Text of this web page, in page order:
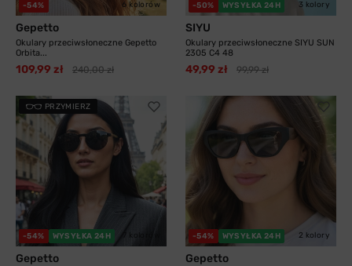
-54% 6 kolorów
Gepetto
Okulary przeciwsłoneczne Gepetto
Orbita...
109,99 zł 240,00 zł
-50% WYSYŁKA 24H 3 kolory
SIYU
Okulary przeciwsłoneczne SIYU SUN
2305 C4 48
49,99 zł 99,99 zł
PRZYMIERZ
-54% WYSYŁKA 24H
Gepetto
-54% WYSYŁKA 24H 2 kolory
Gepetto